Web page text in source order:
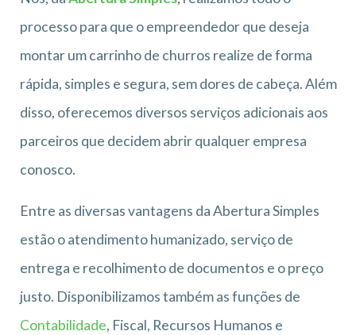
processo para que o empreendedor que deseja
montar um carrinho de churros realize de forma
rápida, simples e segura, sem dores de cabeça. Além
disso, oferecemos diversos serviços adicionais aos
parceiros que decidem abrir qualquer empresa
conosco.
Entre as diversas vantagens da Abertura Simples
estão o atendimento humanizado, serviço de
entrega e recolhimento de documentos e o preço
justo. Disponibilizamos também as funções de
Contabilidade, Fiscal, Recursos Humanos e